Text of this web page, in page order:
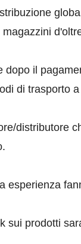
il
di trasporto
distributore
esperienza
sui prodotti